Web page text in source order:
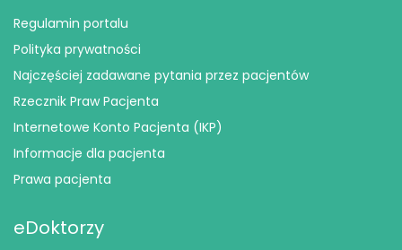
Regulamin portalu
Polityka prywatności
Najczęściej zadawane pytania przez pacjentów
Rzecznik Praw Pacjenta
Internetowe Konto Pacjenta (IKP)
Informacje dla pacjenta
Prawa pacjenta
eDoktorzy